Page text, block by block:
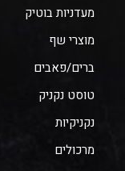
מעדניות בוטיק
מוצרי שף
ברים/פאבים
טוסט נקניק
נקניקיות
מרכולים